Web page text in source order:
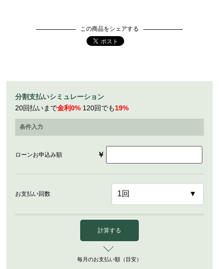
この商品をシェアする
分割支払いシミュレーション
20回払いまで金利0% 120回でも19%
条件入力
ローンお申込み額 ￥
お支払い回数
計算する
毎月のお支払い額（目安）